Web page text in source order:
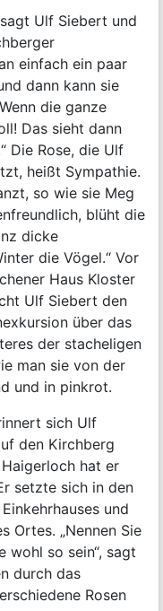
Ulf Siebert und
einfach ein paar
dann kann sie
die ganze
Das sieht dann
Die Rose, die Ulf
heißt Sympathie.
so wie sie Meg
blüht die
dicke
die Vögel.“ Vor
Haus Kloster
Ulf Siebert den
über das
der stacheligen
man sie von der
und in pinkrot.
sich Ulf
den Kirchberg
hat er
setzte sich in den
und
Ortes. „Nennen Sie
wohl so sein“, sagt
durch das
Rosen